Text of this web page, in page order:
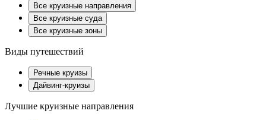
Все круизные направления
Все круизные суда
Все круизные зоны
Виды путешествий
Речные круизы
Дайвинг-круизы
Лучшие круизные направления